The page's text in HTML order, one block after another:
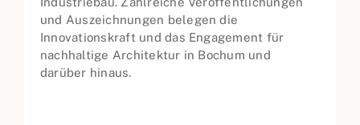
und Auszeichnungen belegen die
Innovationskraft und das Engagement für
nachhaltige Architektur in Bochum und
darüber hinaus.